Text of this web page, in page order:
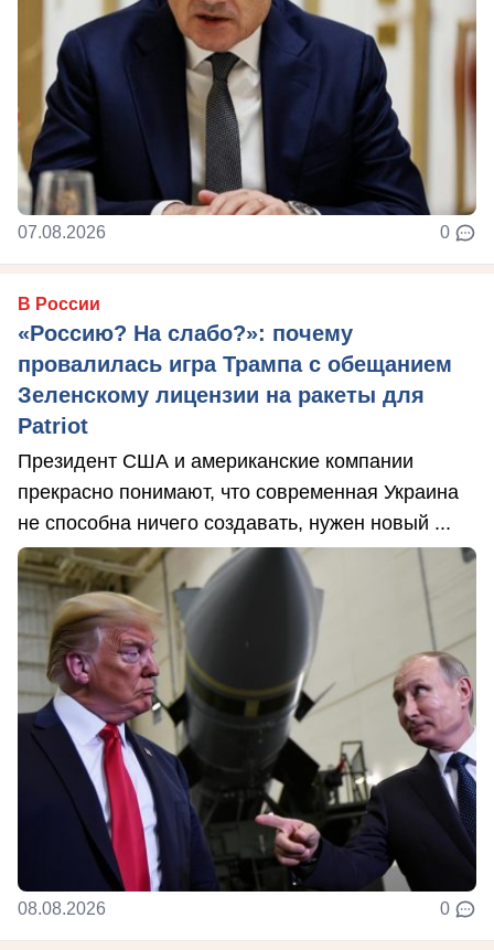
07.08.2026 0
В России
«Россию? На слабо?»: почему
провалилась игра Трампа с обещанием
Зеленскому лицензии на ракеты для
Patriot
Президент США и американские компании
прекрасно понимают, что современная Украина
не способна ничего создавать, нужен новый ...
08.08.2026 0